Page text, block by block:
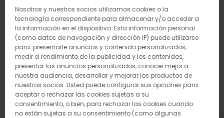
Nosotros y nuestros socios utilizamos cookies o la
tecnología correspondiente para almacenar y/o acceder a
la información en el dispositivo. Esta información personal
(como datos de navegación y dirección IP) puede utilizarse
para: presentarle anuncios y contenido personalizados,
medir el rendimiento de la publicidad y los contenidos,
presentar las anuncios personalizados, conocer mejor a
nuestra audiencia, desarrollar y mejorar los productos de
nuestros socios. Usted puede configurar sus opciones para
aceptar o rechazar las cookies sujetas a su
consentimiento, o bien, para rechazar las cookies cuando
no están sujetas a su consentimiento (como algunas